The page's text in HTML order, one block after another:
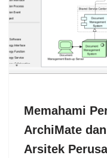
Memahami
ArchiMate
Arsitek